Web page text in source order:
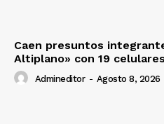
Caen presuntos
Altiplano» con 19 celulares
Admineditor - Agosto 8, 2026